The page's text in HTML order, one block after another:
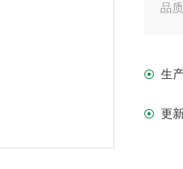
品
生
更